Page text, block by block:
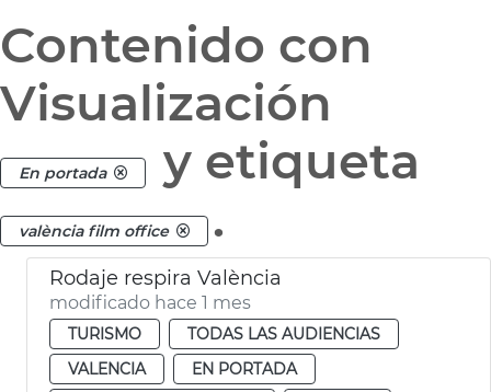
Contenido con
Visualización
En portada y etiqueta
valència film office .
Rodaje respira València
modificado hace 1 mes
TURISMO
TODAS LAS AUDIENCIAS
VALENCIA
EN PORTADA